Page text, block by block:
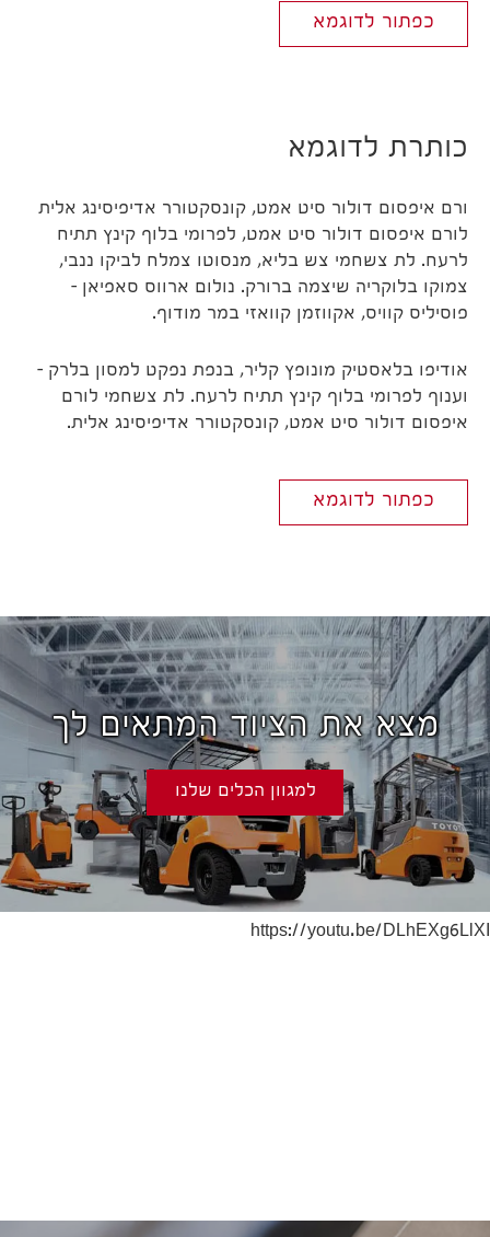
כפתור לדוגמא
כותרת לדוגמא
ורם איפסום דולור סיט אמט, קונסקטורר אדיפיסינג אלית
לורם איפסום דולור סיט אמט, לפרומי בלוף קינץ תתיח
לרעח. לת צשחמי צש בליא, מנסוטו צמלח לביקו ננבי,
צמוקו בלוקריה שיצמה ברורק. נולום ארווס סאפיאן –
פוסיליס קוויס, אקווזמן קוואזי במר מודוף.
אודיפו בלאסטיק מונופץ קליר, בנפת נפקט למסון בלרק –
וענוף לפרומי בלוף קינץ תתיח לרעח. לת צשחמי לורם
איפסום דולור סיט אמט, קונסקטורר אדיפיסינג אלית.
כפתור לדוגמא
מצא את הציוד המתאים לך
למגוון הכלים שלנו
https://youtu.be/DLhEXg6LlXI